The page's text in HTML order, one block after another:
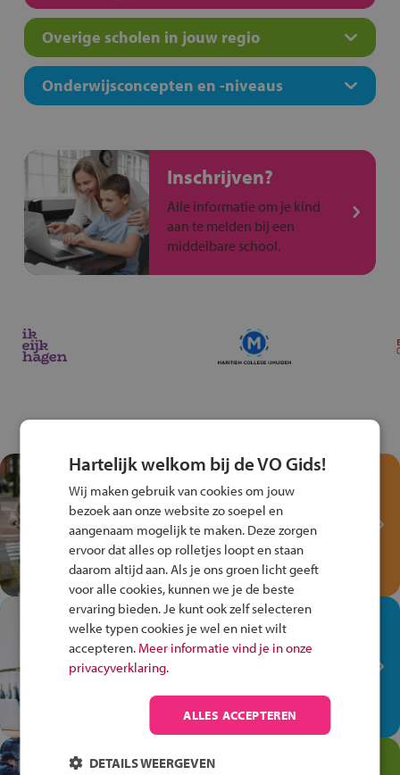
Overige scholen in jouw regio
Onderwijsconcepten en -niveaus
Inschrijven?
Alle informatie om je kind
aan te melden bij een
middelbare school.
Test je kennis met het
Fiets Veilig
Verkeersspel!
Speel het Fiets Veilig Verkeersspel
en win een Cortina-fiets!
In de winkel ben je op je
plek!
Ontdek via het vmbo jouw talent
op de winkelvloer, waar elke dag
anders is!
Jouw talent in de
Hartelijk welkom bij de VO Gids!
Wij maken gebruik van cookies om jouw
bezoek aan onze website zo soepel en
aangenaam mogelijk te maken. Deze zorgen
ervoor dat alles op rolletjes loopt en staan
daarom altijd aan. Als je ons groen licht geeft
voor alle cookies, kunnen we je de beste
ervaring bieden. Je kunt ook zelf selecteren
welke typen cookies je wel en niet wilt
accepteren. Meer informatie vind je in onze
privacyverklaring.
ALLES ACCEPTEREN
DETAILS WEERGEVEN